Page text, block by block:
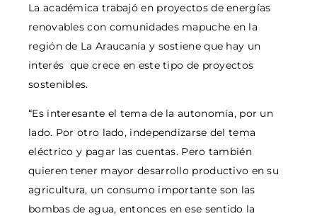
La académica trabajó en proyectos de energías
renovables con comunidades mapuche en la
región de La Araucanía y sostiene que hay un
interés que crece en este tipo de proyectos
sostenibles.
“Es interesante el tema de la autonomía, por un
lado. Por otro lado, independizarse del tema
eléctrico y pagar las cuentas. Pero también
quieren tener mayor desarrollo productivo en su
agricultura, un consumo importante son las
bombas de agua, entonces en ese sentido la